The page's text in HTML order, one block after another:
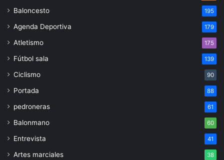
Baloncesto 195
Agenda Deportiva 179
Atletismo 175
Fútbol sala 139
Ciclismo 90
Portada 88
pedroneras 61
Balonmano 60
Entrevista 41
Artes marciales 38